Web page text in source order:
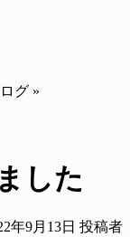
グ »
した
年9月13日 投稿者